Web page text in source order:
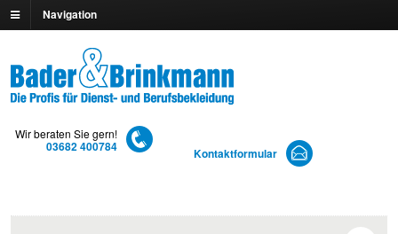
Navigation
Wir beraten Sie gern!
03682 400784 Kontaktformular